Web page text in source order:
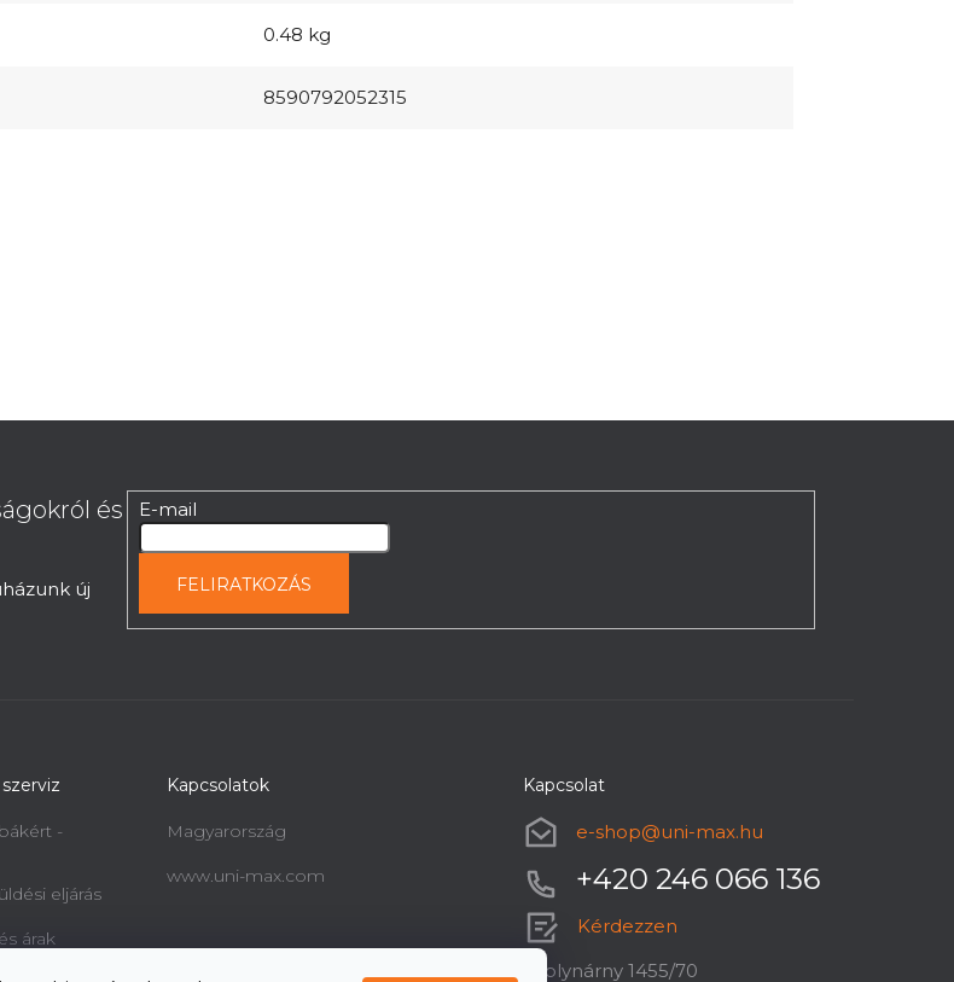
0.48 kg
8590792052315
és
új
E-mail
FELIRATKOZÁS
-
eljárás
árak
Kapcsolatok
Magyarország
www.uni-max.com
Kapcsolat
e-shop@uni-max.hu
+420 246 066 136
Kérdezzen
U plynárny 1455/70